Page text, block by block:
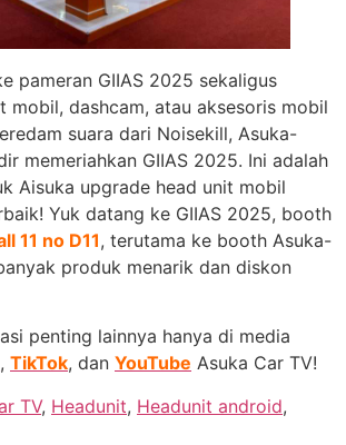
pameran GIIAS 2025 sekaligus
mobil, dashcam, atau aksesoris mobil
suara dari Noisekill, Asuka-
memeriahkan GIIAS 2025. Ini adalah
Aisuka upgrade head unit mobil
Yuk datang ke GIIAS 2025, booth
11 no D11, terutama ke booth Asuka-
produk menarik dan diskon
penting lainnya hanya di media
, TikTok, dan YouTube Asuka Car TV!
TV, Headunit, Headunit android,